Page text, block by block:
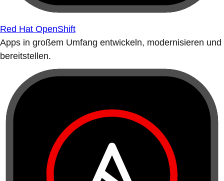
Red Hat OpenShift
Apps in großem Umfang entwickeln, modernisieren und
bereitstellen.